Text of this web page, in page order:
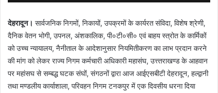
देहरादून। सार्वजनिक निगमों, निकायों, उपक्रमों के कार्यरत संविदा, विशेष श्रेणी,
दैनिक वेतन भोगी, उपनल, अंशकालिक, पी०टी०सी० एवं बाहय स्त्रोत के कार्मिकों
को उच्च न्यायालय, नैनीताल के आदेशानुसार नियमितीकरण का लाभ प्रदान करने
की मांग को लेकर राज्य निगम कर्मचारी अधिकारी महासंघ, उत्त्तराखण्ड के आहवान
पर महांसघ से सम्बद्ध घटक संघों, संगठनों द्वारा आज आईएसबीटी देहरादून, हल्द्वानी
तथा मण्डलीय कार्याशाला, परिवहन निगम टनकपुर में एक दिवसीय धरना दिया